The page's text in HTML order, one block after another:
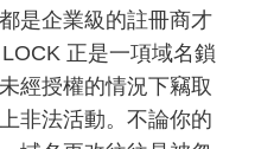
是企業級的註冊商才
正是一項域名鎖
經授權的情況下竊取
非法活動。不論你的